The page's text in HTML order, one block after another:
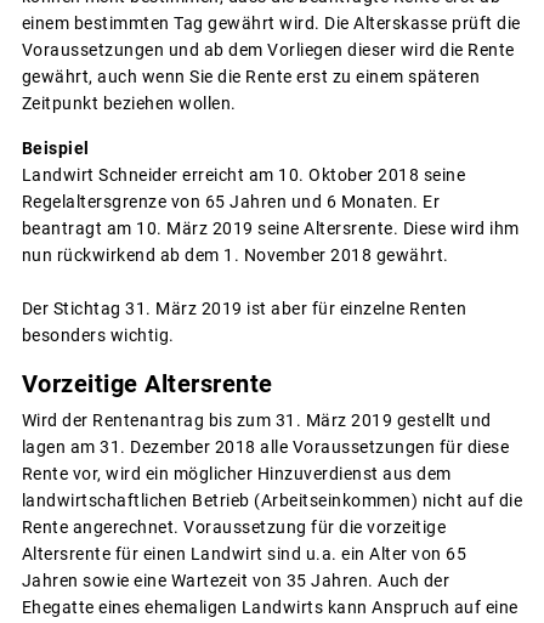
einem bestimmten Tag gewährt wird. Die Alterskasse prüft die
Voraussetzungen und ab dem Vorliegen dieser wird die Rente
gewährt, auch wenn Sie die Rente erst zu einem späteren
Zeitpunkt beziehen wollen.
Beispiel
Landwirt Schneider erreicht am 10. Oktober 2018 seine
Regelaltersgrenze von 65 Jahren und 6 Monaten. Er
beantragt am 10. März 2019 seine Altersrente. Diese wird ihm
nun rückwirkend ab dem 1. November 2018 gewährt.
Der Stichtag 31. März 2019 ist aber für einzelne Renten
besonders wichtig.
Vorzeitige Altersrente
Wird der Rentenantrag bis zum 31. März 2019 gestellt und
lagen am 31. Dezember 2018 alle Voraussetzungen für diese
Rente vor, wird ein möglicher Hinzuverdienst aus dem
landwirtschaftlichen Betrieb (Arbeitseinkommen) nicht auf die
Rente angerechnet. Voraussetzung für die vorzeitige
Altersrente für einen Landwirt sind u.a. ein Alter von 65
Jahren sowie eine Wartezeit von 35 Jahren. Auch der
Ehegatte eines ehemaligen Landwirts kann Anspruch auf eine